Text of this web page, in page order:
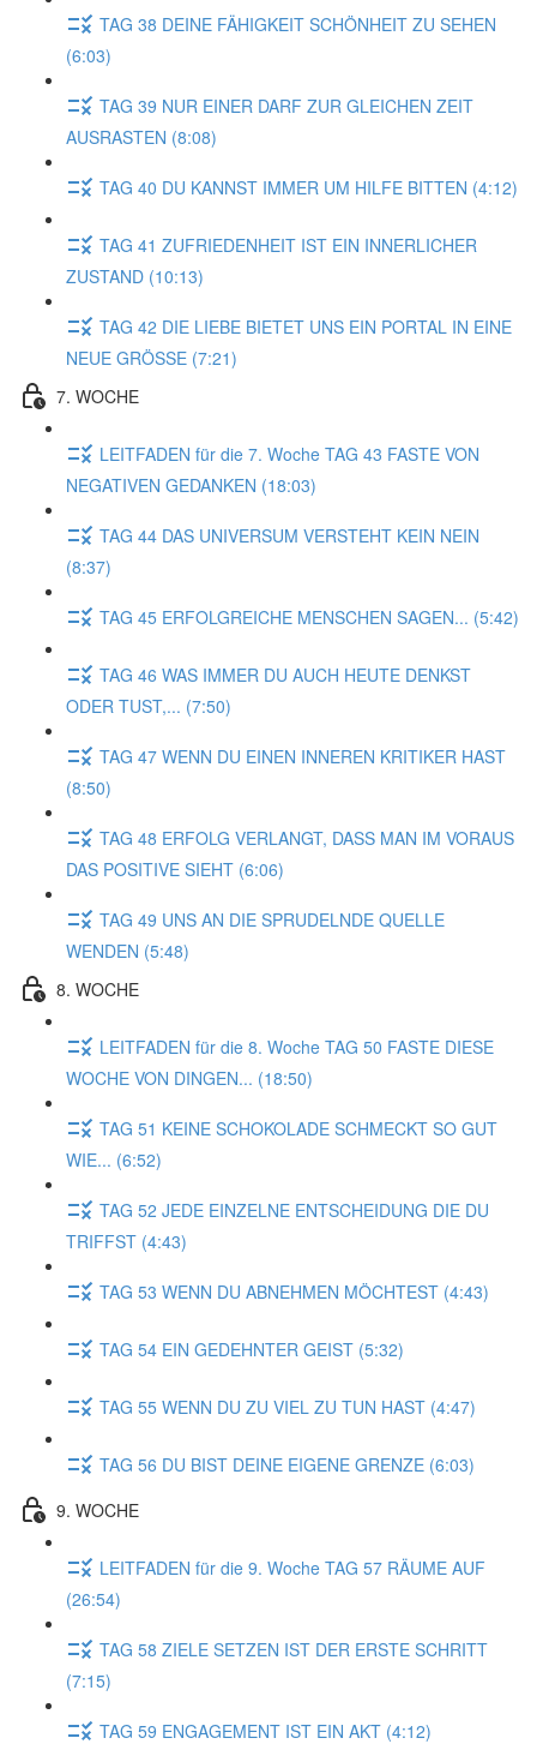
TAG 38 DEINE FÄHIGKEIT SCHÖNHEIT ZU SEHEN
(6:03)
TAG 39 NUR EINER DARF ZUR GLEICHEN ZEIT
AUSRASTEN (8:08)
TAG 40 DU KANNST IMMER UM HILFE BITTEN (4:12)
TAG 41 ZUFRIEDENHEIT IST EIN INNERLICHER
ZUSTAND (10:13)
TAG 42 DIE LIEBE BIETET UNS EIN PORTAL IN EINE
NEUE GRÖSSE (7:21)
7. WOCHE
LEITFADEN für die 7. Woche TAG 43 FASTE VON
NEGATIVEN GEDANKEN (18:03)
TAG 44 DAS UNIVERSUM VERSTEHT KEIN NEIN
(8:37)
TAG 45 ERFOLGREICHE MENSCHEN SAGEN... (5:42)
TAG 46 WAS IMMER DU AUCH HEUTE DENKST
ODER TUST,... (7:50)
TAG 47 WENN DU EINEN INNEREN KRITIKER HAST
(8:50)
TAG 48 ERFOLG VERLANGT, DASS MAN IM VORAUS
DAS POSITIVE SIEHT (6:06)
TAG 49 UNS AN DIE SPRUDELNDE QUELLE
WENDEN (5:48)
8. WOCHE
LEITFADEN für die 8. Woche TAG 50 FASTE DIESE
WOCHE VON DINGEN... (18:50)
TAG 51 KEINE SCHOKOLADE SCHMECKT SO GUT
WIE... (6:52)
TAG 52 JEDE EINZELNE ENTSCHEIDUNG DIE DU
TRIFFST (4:43)
TAG 53 WENN DU ABNEHMEN MÖCHTEST (4:43)
TAG 54 EIN GEDEHNTER GEIST (5:32)
TAG 55 WENN DU ZU VIEL ZU TUN HAST (4:47)
TAG 56 DU BIST DEINE EIGENE GRENZE (6:03)
9. WOCHE
LEITFADEN für die 9. Woche TAG 57 RÄUME AUF
(26:54)
TAG 58 ZIELE SETZEN IST DER ERSTE SCHRITT
(7:15)
TAG 59 ENGAGEMENT IST EIN AKT (4:12)